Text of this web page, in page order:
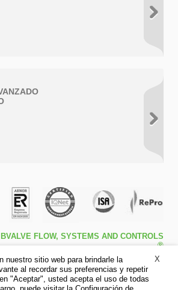
BVALVE FLOW, SYSTEMS AND CONTROLS
®
Travessa de Peralta 5ª – Pol. Ind. l1 46540 El
Puig (Valencia)
Tfno: +34 961.473.161
Fax: +34 961.473.170
X
nuestro sitio web para brindarle la
al recordar sus preferencias y repetir
"Aceptar", usted acepta el uso de todas